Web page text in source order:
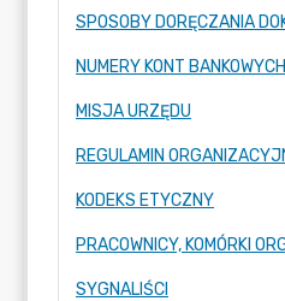
NUMERY KONT BANKOWYCH
MISJA URZĘDU
KODEKS ETYCZNY
SYGNALIŚCI